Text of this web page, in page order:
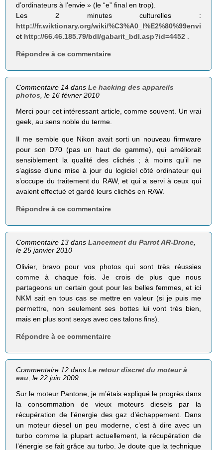
d’ordinateurs à l’envie» (le “e” final en trop).
Les 2 minutes culturelles :
http://fr.wiktionary.org/wiki/%C3%A0_l%E2%80%99envi
et http://66.46.185.79/bdl/gabarit_bdl.asp?id=4452
Répondre à ce commentaire
Commentaire 14 dansLe hacking des appareils
photos , le 16 février 2010
Merci pour cet intéressant article, comme souvent. Un vrai
geek, au sens noble du terme.
Il me semble que Nikon avait sorti un nouveau firmware
pour son D70 (pas un haut de gamme), qui améliorait
sensiblement la qualité des clichés ; à moins qu’il ne
s’agisse d’une mise à jour du logiciel côté ordinateur qui
s’occupe du traitement du RAW, et qui a servi à ceux qui
avaient effectué et gardé leurs clichés en RAW.
Répondre à ce commentaire
Commentaire 13 dansLancement du Parrot AR-Drone,
le 25 janvier 2010
Olivier, bravo pour vos photos qui sont très réussies
comme à chaque fois. Je crois de plus que nous
partageons un certain gout pour les belles femmes, et ici
NKM sait en tous cas se mettre en valeur (si je puis me
permettre, non seulement ses bottes lui vont très bien,
mais en plus sont sexys avec ces talons fins).
Répondre à ce commentaire
Commentaire 12 dansLe retour discret du moteur à
eau , le 22 juin 2009
Sur le moteur Pantone, je m’étais expliqué le progrès dans
la consommation de vieux moteurs diesels par la
récupération de l’énergie des gaz d’échappement. Dans
un moteur diesel un peu moderne, c’est à dire avec un
turbo comme la plupart actuellement, la récupération de
l’énergie se fait grâce au turbo. Je doute que la technique